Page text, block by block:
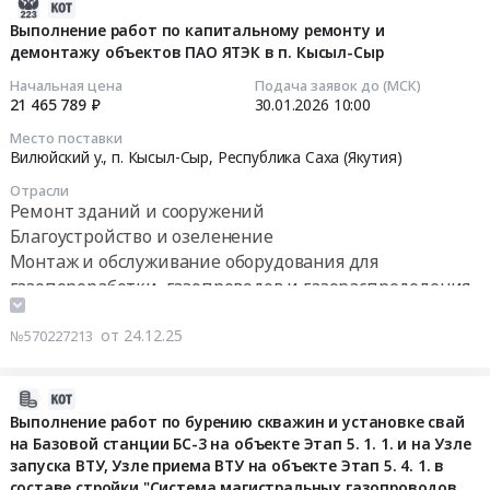
4(АР),
Проектирование, монтаж и обслуживание
сигнализации, пожароохранных, контрольно-
500
500
Выполнение работ по капитальному ремонту и
демонтажу объектов ПАО ЯТЭК в п. Кысыл-Сыр
Начальная цена
21 465 789 ₽
Подача заявок до (МСК)
30.01.2026 10:00
Место поставки
Вилюйский у., п. Кысыл-Сыр, Республика Саха (Якутия)
Отрасли
Ремонт зданий и сооружений
Благоустройство и озеленение
Монтаж и обслуживание оборудования для
газопереработки, газопроводов и газораспределения
№570227213 от 24.12.25
Выполнение работ по бурению скважин и установке свай
на Базовой станции БС-3 на объекте Этап 5. 1. 1. и на Узле
запуска ВТУ, Узле приема ВТУ на объекте Этап 5. 4. 1. в